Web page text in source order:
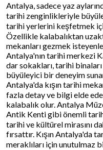
Antalya, sadece yaz
tarihi zenginlikleriyle
tarihi yerlerini keşfetmek
Özellikle kalabalıktan
mekanları gezmek
Antalya'nın tarihi merkezi
dar sokakları, tarihi
büyüleyici bir deneyim
Antalya'da kışın tarihi
fazla detay ve bilgi elde
kalabalık olur. Antalya
Antik Kenti gibi önemli
tarihi ve kültürel mirasını
fırsattır. Kışın Antalya'da
meraklıları için unutulmaz